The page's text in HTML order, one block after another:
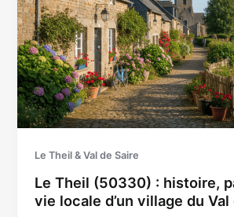
Le Theil & Val de Saire
Le Theil (50330) : histoire,
vie locale d’un village du Val